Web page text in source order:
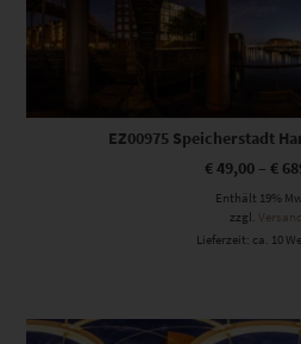
EZ00975 Speicherstadt
€49,00 – €
Enthält 19%
zzgl. Versand
Lieferzeit: ca. 10
Dieses Produkt weist mehrere Varianten auf. Die Optionen